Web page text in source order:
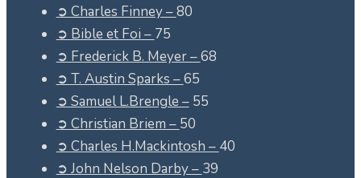
➲ Charles Finney –80
➲ Bible et Foi – 75
➲ Frederick B. Meyer –68
➲ T. Austin Sparks –65
➲ Samuel L.Brengle – 55
➲ Christian Briem – 50
➲ Charles H.Mackintosh – 40
➲ John Nelson Darby – 39